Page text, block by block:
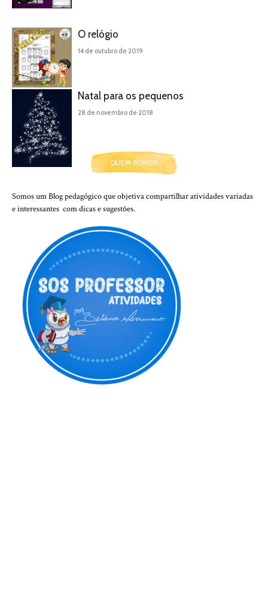
O relógio
14 de outubro de 2019
Natal para os pequenos
28 de novembro de 2018
QUEM SOMOS
Somos um Blog pedagógico que objetiva compartilhar atividades variadas
e interessantes com dicas e sugestões.